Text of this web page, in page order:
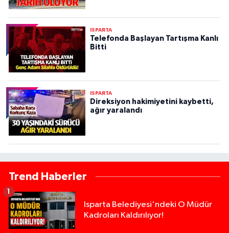
ISPARTA
Telefonda Başlayan Tartışma Kanlı
Bitti
ISPARTA
Direksiyon hakimiyetini kaybetti,
ağır yaralandı
Trend Haberler
Isparta Belediyesi'ndeki O Müdür
Kadroları Kaldırılıyor!
1